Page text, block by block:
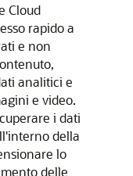
Cloud
rapido a
e non
analitici e
e video.
i dati
della
lo
delle